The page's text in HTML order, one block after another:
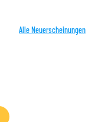
Alle Neuerscheinungen